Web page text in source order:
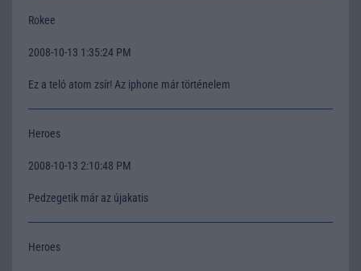
Rokee
2008-10-13 1:35:24 PM
Ez a teló atom zsír! Az iphone már történelem
Heroes
2008-10-13 2:10:48 PM
Pedzegetik már az újakatis
Heroes